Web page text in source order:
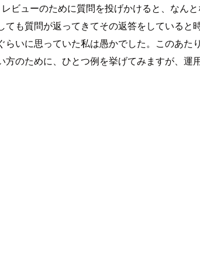
ビューのために質問を投げかけると、なん
も質問が返ってきてその返答をしている
いに思っていた私は愚かでした。このあ
のために、ひとつ例を挙げてみますが、